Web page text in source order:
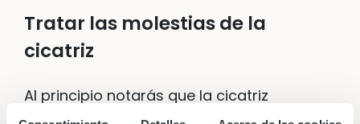
Tratar las molestias de la
cicatriz
Al principio notarás que la cicatriz
sobresale y se siente dura. Puede